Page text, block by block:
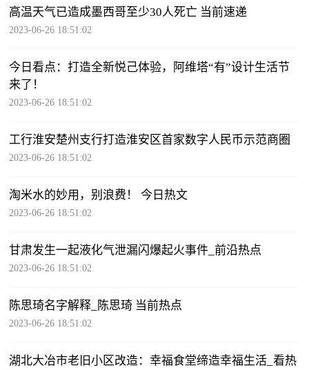
高温天气已造成墨西哥至少30人死亡 当前速递
2023-06-26 18:51:02
今日看点：打造全新悦己体验，阿维塔“有”设计生活节
来了！
2023-06-26 18:51:02
工行淮安楚州支行打造淮安区首家数字人民币示范商圈
2023-06-26 18:51:02
淘米水的妙用，别浪费！ 今日热文
2023-06-26 18:51:02
甘肃发生一起液化气泄漏闪爆起火事件_前沿热点
2023-06-26 18:51:02
陈思琦名字解释_陈思琦 当前热点
2023-06-26 18:51:02
湖北大冶市老旧小区改造：幸福食堂缔造幸福生活_看热